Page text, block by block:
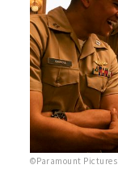
©Paramount Pictures